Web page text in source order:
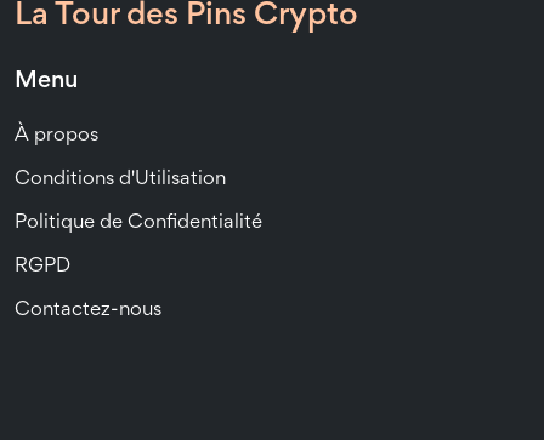
La Tour des Pins Crypto
Menu
À propos
Conditions d'Utilisation
Politique de Confidentialité
RGPD
Contactez-nous